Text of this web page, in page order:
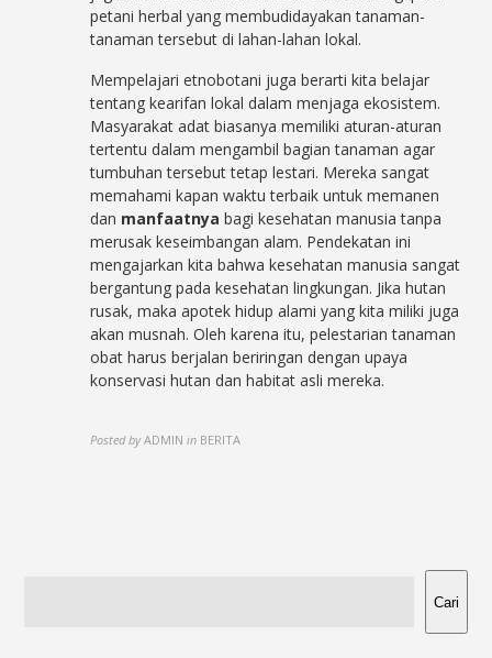
petani herbal yang membudidayakan tanaman-
tanaman tersebut di lahan-lahan lokal.
Mempelajari etnobotani juga berarti kita belajar
tentang kearifan lokal dalam menjaga ekosistem.
Masyarakat adat biasanya memiliki aturan-aturan
tertentu dalam mengambil bagian tanaman agar
tumbuhan tersebut tetap lestari. Mereka sangat
memahami kapan waktu terbaik untuk memanen
dan manfaatnya bagi kesehatan manusia tanpa
merusak keseimbangan alam. Pendekatan ini
mengajarkan kita bahwa kesehatan manusia sangat
bergantung pada kesehatan lingkungan. Jika hutan
rusak, maka apotek hidup alami yang kita miliki juga
akan musnah. Oleh karena itu, pelestarian tanaman
obat harus berjalan beriringan dengan upaya
konservasi hutan dan habitat asli mereka.
Posted by ADMIN in BERITA
Cari